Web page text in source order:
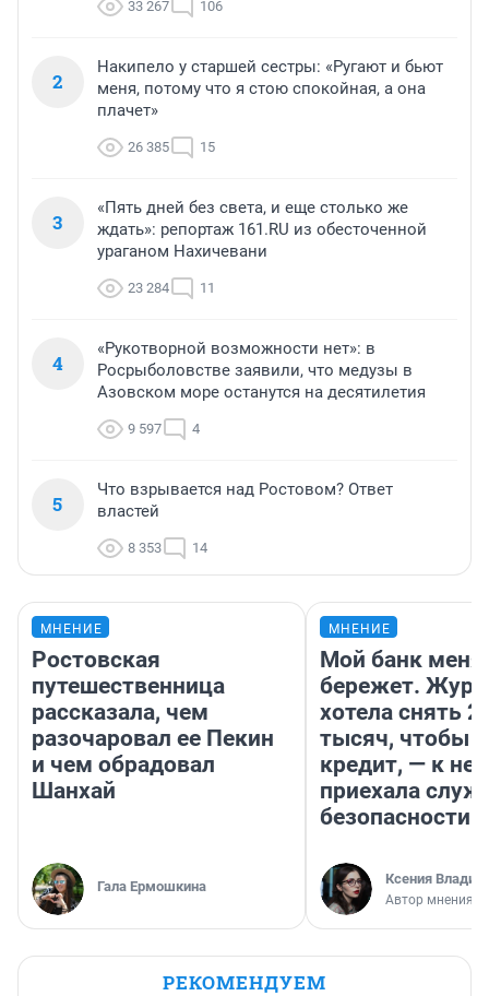
33 267 106
2
Накипело у старшей сестры: «Ругают и бьют
меня, потому что я стою спокойная, а она
плачет»
26 385 15
3
«Пять дней без света, и еще столько же
ждать»: репортаж 161.RU из обесточенной
ураганом Нахичевани
23 284 11
4
«Рукотворной возможности нет»: в
Росрыболовстве заявили, что медузы в
Азовском море останутся на десятилетия
9 597 4
5
Что взрывается над Ростовом? Ответ
властей
8 353 14
МНЕНИЕ
Ростовская
путешественница
рассказала, чем
разочаровал ее Пекин
и чем обрадовал
Шанхай
Гала Ермошкина
МНЕНИЕ
Мой банк меня
бережет.
хотела снять
тысяч, чтобы
кредит, — к
приехала
безопасности
Ксения
Автор мнения
РЕКОМЕНДУЕМ